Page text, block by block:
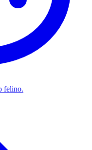
felino.